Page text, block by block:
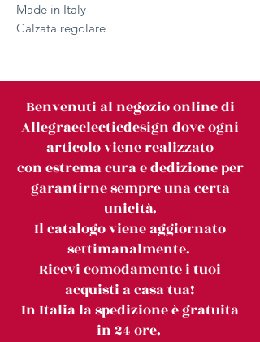
Made in Italy
Calzata regolare
Benvenuti al negozio online di
Allegraeclecticdesign dove ogni
articolo viene realizzato
con estrema cura e dedizione per
garantirne sempre una certa
unicità.
Il catalogo viene aggiornato
settimanalmente.
Ricevi comodamente i tuoi
acquisti a casa tua!
In Italia la spedizione è gratuita
in 24 ore.